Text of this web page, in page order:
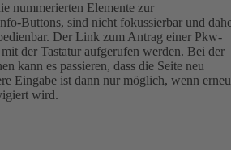
nummerierten Elemente zur
Buttons, sind nicht fokussierbar und
Der Link zum Antrag einer Pkw-
der Tastatur aufgerufen werden. Bei der
kann es passieren, dass die Seite neu
Eingabe ist dann nur möglich, wenn
wird.